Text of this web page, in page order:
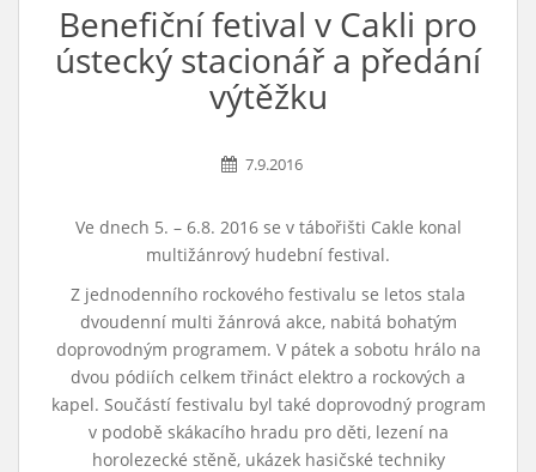
Benefiční fetival v Cakli pro
ústecký stacionář a předání
výtěžku
7.9.2016
Ve dnech 5. – 6.8. 2016 se v tábořišti Cakle konal
multižánrový hudební festival.
Z jednodenního rockového festivalu se letos stala
dvoudenní multi žánrová akce, nabitá bohatým
doprovodným programem. V pátek a sobotu hrálo na
dvou pódiích celkem třináct elektro a rockových a
kapel. Součástí festivalu byl také doprovodný program
v podobě skákacího hradu pro děti, lezení na
horolezecké stěně, ukázek hasičské techniky